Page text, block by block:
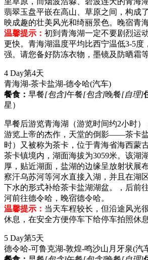
翡翠玉盘平嵌在高山、草原之间，构成
映成趣的壮美风光和绮丽景色。晚宿青
温馨提示： 初到青海湖一定不要剧烈运
更快。青海湖温度平均比西宁温低3-5度
强。请您备好防冻衣物，墨镜及防晒霜等
4 Day第4天
青海湖-茶卡盐湖-德令哈(汽车)
餐食： 早餐[包含]午餐[包含]晚餐[自理]
星）
早餐后游览青海湖（游览时间约2小时）
游览上帝的杰作，天堂的倒影——茶卡
时）又被称为茶卡，位于青海省海西蒙
茶卡镇境内，湖面海拔为3059米。该湖
厚，贴近湖面，盐湖的边缘呈放射状展
察汗乌苏河等河水直接入湖，并且在湖
下水的形式补给茶卡盐湖湖盆。，后前
河前往德令哈，晚宿德令哈。
温馨提示： 当天车程较长，但沿途风光
休息，在安全方便停车下给停车拍照休
5 Day第5天
德令哈-可鲁克湖-敦煌-鸣沙山月牙泉(汽